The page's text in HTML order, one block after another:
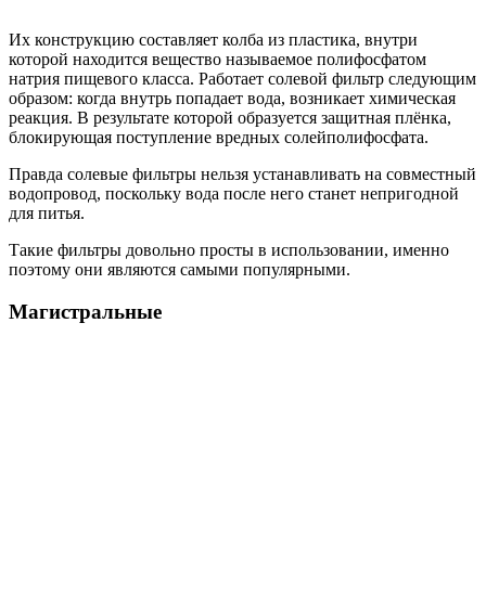
Их конструкцию составляет колба из пластика, внутри
которой находится вещество называемое полифосфатом
натрия пищевого класса. Работает солевой фильтр следующим
образом: когда внутрь попадает вода, возникает химическая
реакция. В результате которой образуется защитная плёнка,
блокирующая поступление вредных солейполифосфата.
Правда солевые фильтры нельзя устанавливать на совместный
водопровод, поскольку вода после него станет непригодной
для питья.
Такие фильтры довольно просты в использовании, именно
поэтому они являются самыми популярными.
Магистральные